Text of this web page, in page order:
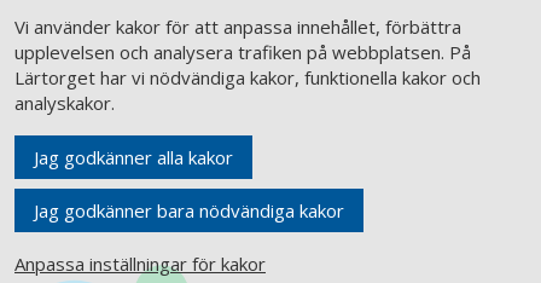
Vi använder kakor för att anpassa innehållet, förbättra
upplevelsen och analysera trafiken på webbplatsen. På
Lärtorget har vi nödvändiga kakor, funktionella kakor och
analyskakor.
Jag godkänner alla kakor
Jag godkänner bara nödvändiga kakor
Anpassa inställningar för kakor